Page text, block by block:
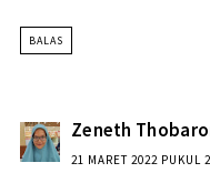
BALAS
Zeneth
21 MARET 2022 PUKUL